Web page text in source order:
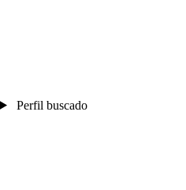
Perfil buscado